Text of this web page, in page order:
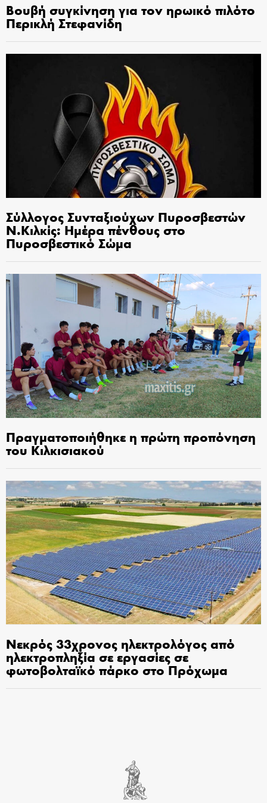
Βουβή συγκίνηση για τον ηρωικό πιλότο
Περικλή Στεφανίδη
Σύλλογος Συνταξιούχων Πυροσβεστών
Ν.Κιλκίς: Ημέρα πένθους στο
Πυροσβεστικό Σώμα
Πραγματοποιήθηκε η πρώτη προπόνηση
του Κιλκισιακού
Νεκρός 33χρονος ηλεκτρολόγος από
ηλεκτροπληξία σε εργασίες σε
φωτοβολταϊκό πάρκο στο Πρόχωμα